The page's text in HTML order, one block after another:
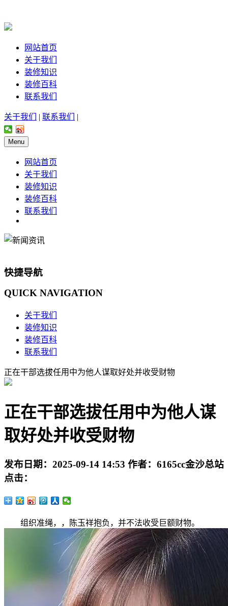
网站首页
关于我们
装修知识
装修百科
联系我们
关于我们 | 联系我们 |
Menu
网站首页
关于我们
装修知识
装修百科
联系我们
快捷导航
QUICK NAVIGATION
关于我们
装修知识
装修百科
联系我们
正在干部选拔任用中为他人谋取好处并收受财物
正在干部选拔任用中为他人谋
取好处并收受财物
发布日期： 2025-09-14 14:53 作者： 6165cc金沙总站
点击：
组织准绳，，陈玉祥抱负，并不法收受巨额财物。